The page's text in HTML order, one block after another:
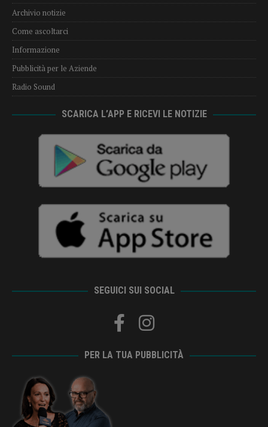
Archivio notizie
Come ascoltarci
Informazione
Pubblicità per le Aziende
Radio Sound
SCARICA L’APP E RICEVI LE NOTIZIE
SEGUICI SUI SOCIAL
PER LA TUA PUBBLICITÀ